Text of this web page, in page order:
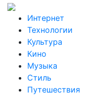
Интернет
Технологии
Культура
Кино
Музыка
Стиль
Путешествия